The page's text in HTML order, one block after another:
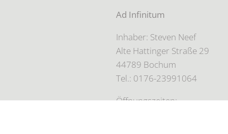
Ad Infinitum
Inhaber: Steven Neef
Alte Hattinger Straße 29
44789 Bochum
Tel.: 0176-23991064
Öffnungszeiten: